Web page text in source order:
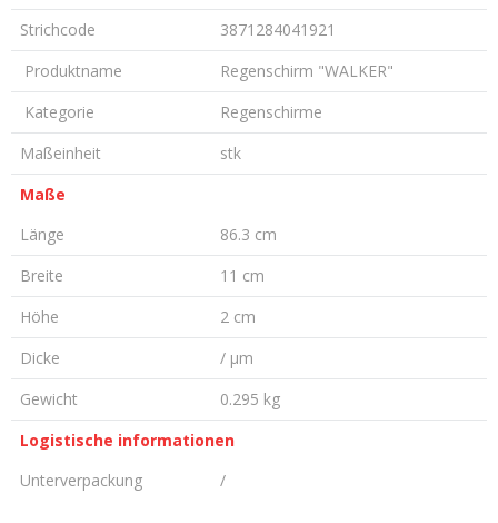
Strichcode
3871284041921
Produktname
Regenschirm "WALKER"
Kategorie
Regenschirme
Maßeinheit
stk
Maße
Länge
86.3 cm
Breite
11 cm
Höhe
2 cm
Dicke
/ µm
Gewicht
0.295 kg
Logistische informationen
Unterverpackung
/